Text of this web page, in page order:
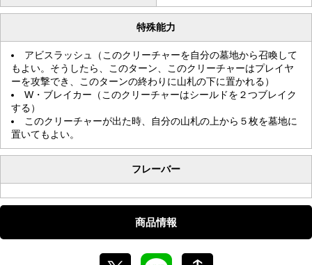
特殊能力
アビスラッシュ（このクリーチャーを自分の墓地から召喚して
もよい。そうしたら、このターン、このクリーチャーはプレイヤ
ーを攻撃でき、このターンの終わりに山札の下に置かれる）
W・ブレイカー（このクリーチャーはシールドを２つブレイク
する）
このクリーチャーが出た時、自分の山札の上から５枚を墓地に
置いてもよい。
フレーバー
商品情報